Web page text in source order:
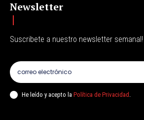
Newsletter
Suscribete a nuestro newsletter semanal!
He leído y acepto la Política de Privacidad